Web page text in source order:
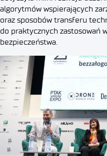
algorytmów wspierających
oraz sposobów transferu
do praktycznych zastosowań
bezpieczeństwa.